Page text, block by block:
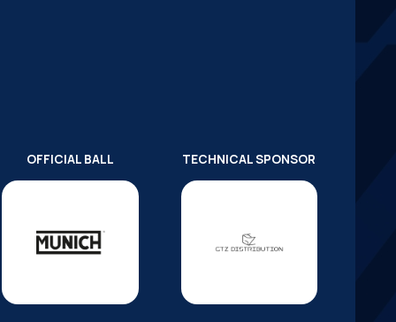
OFFICIAL BALL TECHNICAL SPONSOR